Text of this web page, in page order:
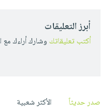
أبرز التعليقات
أكتب تعليقاتك وشارك أراءك مع
صدر حديثاً الأكثر شعبية